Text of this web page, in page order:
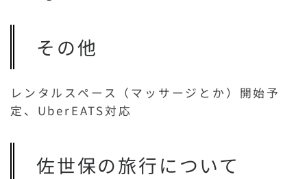
その他
レンタルスペース（マッサージとか）開始予
定、UberEATS対応
佐世保の旅行について